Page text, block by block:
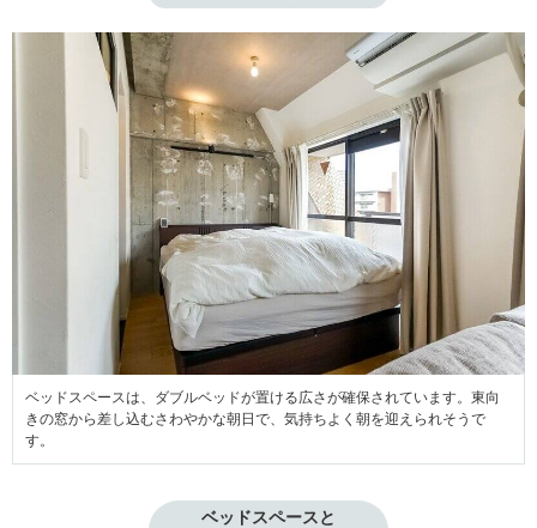
ベッドスペースは、ダブルベッドが置ける広さが確保されています。東向
きの窓から差し込むさわやかな朝日で、気持ちよく朝を迎えられそうで
す。
ベッドスペースと